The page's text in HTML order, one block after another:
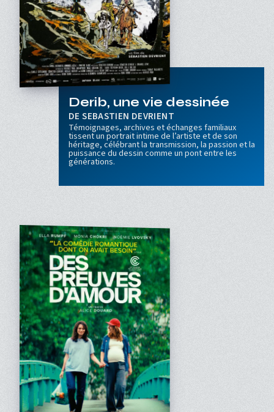
Derib, une vie dessinée
SEBASTIEN DEVRIENT
Témoignages, archives et échanges familiaux
tissent un portrait intime de l’artiste et de son
héritage, célébrant la transmission, la passion et la
puissance du dessin comme un pont entre les
générations.